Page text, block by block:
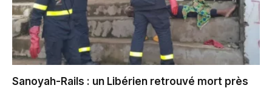
Sanoyah-Rails : un Libérien retrouvé mort près